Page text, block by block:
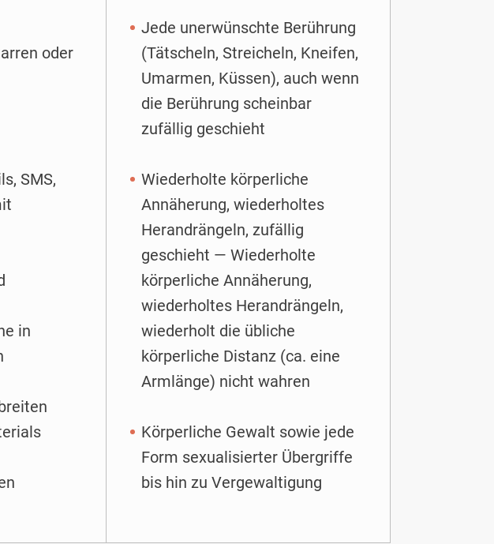
oder
SMS,
in
Jede unerwünschte Berührung
(Tätscheln, Streicheln, Kneifen,
Umarmen, Küssen), auch wenn
die Berührung scheinbar
zufällig geschieht
Wiederholte körperliche
Annäherung, wiederholtes
Herandrängeln, zufällig
geschieht — Wiederholte
körperliche Annäherung,
wiederholtes Herandrängeln,
wiederholt die übliche
körperliche Distanz (ca. eine
Armlänge) nicht wahren
Körperliche Gewalt sowie jede
Form sexualisierter Übergriffe
bis hin zu Vergewaltigung